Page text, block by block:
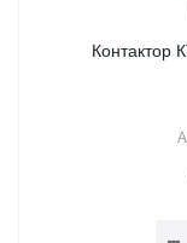
Контактор